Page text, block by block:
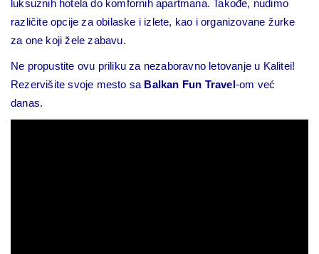
luksuznih hotela do komfornih apartmana. Takođe, nudimo
različite opcije za obilaske i izlete, kao i organizovane žurke
za one koji žele zabavu.
Ne propustite ovu priliku za nezaboravno letovanje u Kalitei!
Rezervišite svoje mesto sa Balkan Fun Travel-om već
danas.